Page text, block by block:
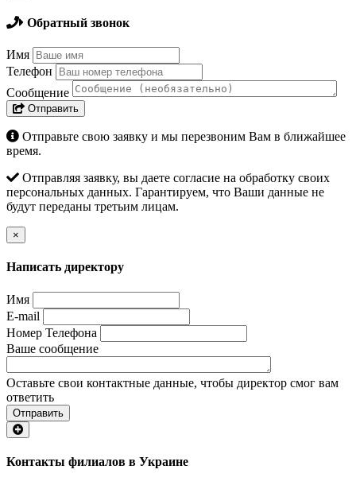
Обратный звонок
Имя
Телефон
Сообщение
Отправить
Отправьте свою заявку и мы перезвоним Вам в ближайшее
время.
Отправляя заявку, вы даете согласие на обработку своих
персональных данных. Гарантируем, что Ваши данные не
будут переданы третьим лицам.
×
Написать директору
Имя
E-mail
Номер Телефона
Ваше сообщение
Оставьте свои контактные данные, чтобы директор смог вам
ответить
Отправить
Контакты филиалов в Украине